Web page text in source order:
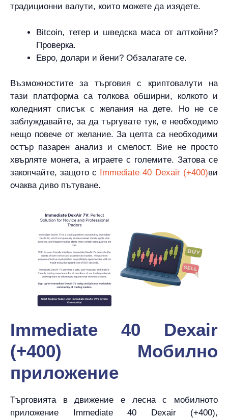
традиционни валути, които можете да изядете.
Bitcoin, тетер и шведска маса от алткойни?
Проверка.
Евро, долари и йени? Обзалагате се.
Възможностите за търговия с криптовалути на
тази платформа са толкова обширни, колкото и
коледният списък с желания на дете. Но не се
заблуждавайте, за да търгувате тук, е необходимо
нещо повече от желание. За целта са необходими
остър пазарен анализ и смелост. Вие не просто
хвърляте монета, а играете с големите. Затова се
закопчайте, защото с Immediate 40 Dexair (+400)ви
очаква диво пътуване.
Immediate 40 Dexair
(+400) Мобилно
приложение
Търговията в движение е лесна с мобилното
приложение Immediate 40 Dexair (+400),